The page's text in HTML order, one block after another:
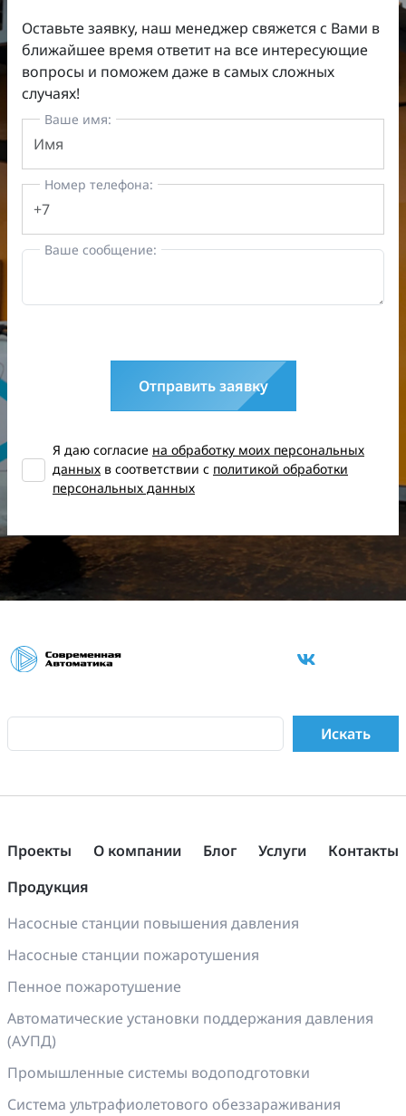
Оставьте заявку, наш менеджер свяжется с Вами в
ближайшее время ответит на все интересующие
вопросы и поможем даже в самых сложных
случаях!
Ваше имя:
Номер телефона:
Ваше сообщение:
Отправить заявку
Я даю согласие на обработку моих персональных
данных в соответствии с политикой обработки
персональных данных
Проекты О компании Блог Услуги
Контакты
Продукция
Насосные станции повышения давления
Насосные станции пожаротушения
Пенное пожаротушение
Автоматические установки поддержания давления
(АУПД)
Промышленные системы водоподготовки
Система ультрафиолетового обеззараживания